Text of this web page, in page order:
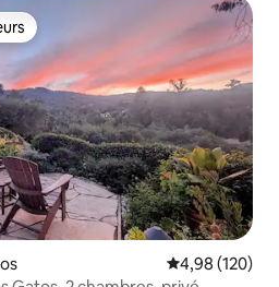
les plus appréciés
Évaluation
4,98 (120)